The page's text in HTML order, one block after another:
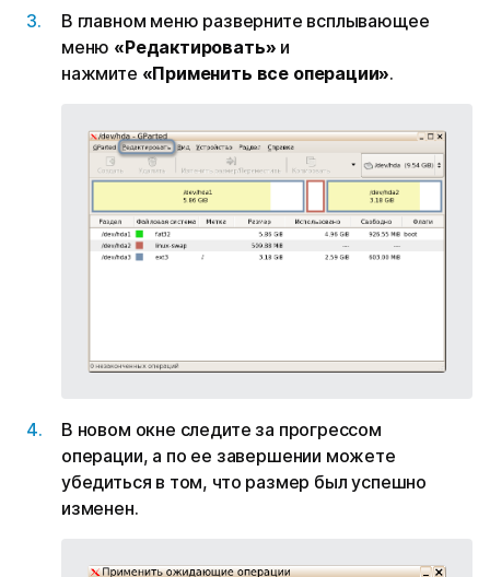
В главном меню разверните всплывающее
меню «Редактировать» и
нажмите «Применить все операции».
В новом окне следите за прогрессом
операции, а по ее завершении можете
убедиться в том, что размер был успешно
изменен.